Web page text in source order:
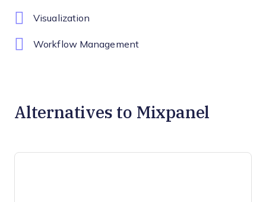
Visualization
Workflow Management
Alternatives to Mixpanel